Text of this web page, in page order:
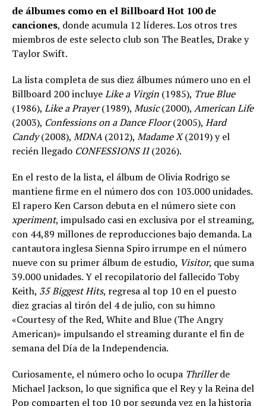
de álbumes como en el Billboard Hot 100 de
canciones, donde acumula 12 líderes. Los otros tres
miembros de este selecto club son The Beatles, Drake y
Taylor Swift.
La lista completa de sus diez álbumes número uno en el
Billboard 200 incluyeLike a Virgin (1985), True Blue
(1986), Like a Prayer(1989), Music(2000), American Life
(2003), Confessions on a Dance Floor(2005), Hard
Candy(2008), MDNA (2012), Madame X(2019) y el
recién llegado CONFESSIONS II(2026).
En el resto de la lista, el álbum de Olivia Rodrigo se
mantiene firme en el número dos con 103.000 unidades.
El rapero Ken Carson debuta en el número siete con
xperiment, impulsado casi en exclusiva por el streaming,
con 44,89 millones de reproducciones bajo demanda. La
cantautora inglesa Sienna Spiro irrumpe en el número
nueve con su primer álbum de estudio, Visitor, que suma
39.000 unidades. Y el recopilatorio del fallecido Toby
Keith, 35 Biggest Hits, regresa al top 10 en el puesto
diez gracias al tirón del 4 de julio, con su himno
«Courtesy of the Red, White and Blue (The Angry
American)» impulsando el streaming durante el fin de
semana del Día de la Independencia.
Curiosamente, el número ocho lo ocupa Thrillerde
Michael Jackson, lo que significa que el Rey y la Reina del
Pop comparten el top 10 por segunda vez en la historia